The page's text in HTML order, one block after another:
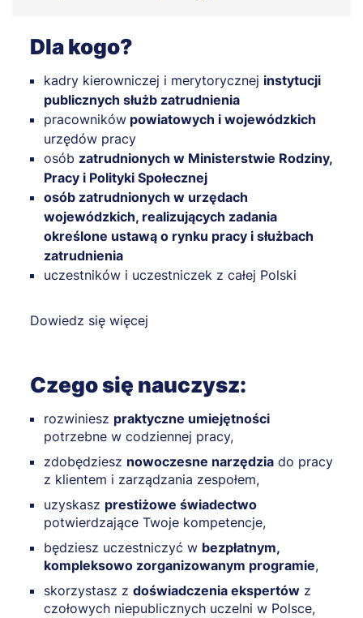
Dla kogo?
kadry kierowniczej i merytorycznej instytucji
publicznych służb zatrudnienia
pracowników powiatowych i wojewódzkich
urzędów pracy
osób zatrudnionych w Ministerstwie Rodziny,
Pracy i Polityki Społecznej
osób zatrudnionych w urzędach
wojewódzkich, realizujących zadania
określone ustawą o rynku pracy i służbach
zatrudnienia
uczestników i uczestniczek z całej Polski
Dowiedz się więcej
Czego się nauczysz:
rozwiniesz praktyczne umiejętności
potrzebne w codziennej pracy,
zdobędziesz nowoczesne narzędzia do pracy
z klientem i zarządzania zespołem,
uzyskasz prestiżowe świadectwo
potwierdzające Twoje kompetencje,
będziesz uczestniczyć w bezpłatnym,
kompleksowo zorganizowanym programie,
skorzystasz z doświadczenia ekspertów z
czołowych niepublicznych uczelni w Polsce,